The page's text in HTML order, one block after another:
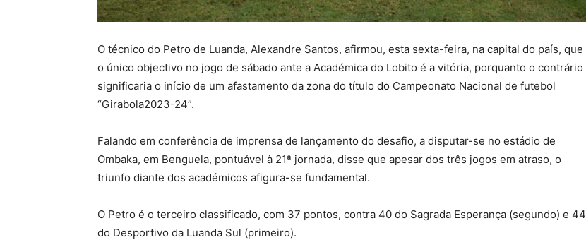
O técnico do Petro de Luanda, Alexandre Santos, afirmou, esta sexta-feira, na capital do país, que
o único objectivo no jogo de sábado ante a Académica do Lobito é a vitória, porquanto o contrário
significaria o início de um afastamento da zona do título do Campeonato Nacional de futebol
“Girabola2023-24”.
Falando em conferência de imprensa de lançamento do desafio, a disputar-se no estádio de
Ombaka, em Benguela, pontuável à 21ª jornada, disse que apesar dos três jogos em atraso, o
triunfo diante dos académicos afigura-se fundamental.
O Petro é o terceiro classificado, com 37 pontos, contra 40 do Sagrada Esperança (segundo) e 44
do Desportivo da Luanda Sul (primeiro).